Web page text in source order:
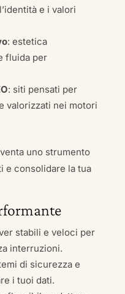
e i valori
: estetica
fluida per
: siti pensati per
valorizzati nei motori
uno strumento
e consolidare la tua
stabili e veloci per
interruzioni.
di sicurezza e
i tuoi dati.